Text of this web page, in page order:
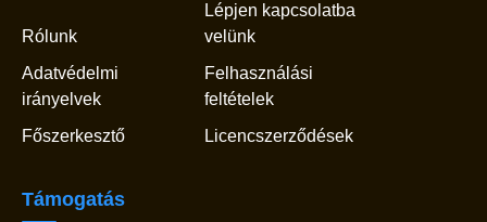
Rólunk
Lépjen kapcsolatba
velünk
Adatvédelmi
irányelvek
Felhasználási
feltételek
Főszerkesztő
Licencszerződések
Támogatás